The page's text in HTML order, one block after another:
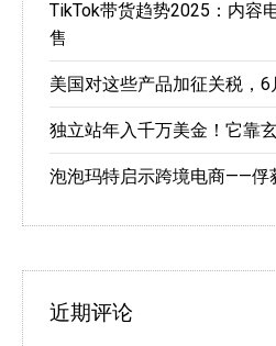
TikTok带货趋势2025：内容
售
美国对这些产品加征关税，6
独立站年入千万美金！它靠
泡泡玛特启示跨境电商——俘
近期评论